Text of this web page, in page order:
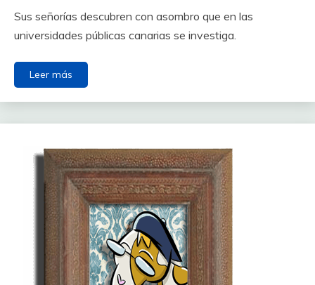
Sus señorías descubren con asombro que en las
universidades públicas canarias se investiga.
Leer más